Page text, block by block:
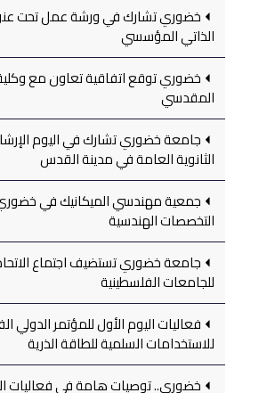
خضوري تشارك في ورشة عمل تحت
الذاتي المؤسسي
خضوري توقع اتفاقية تعاون مع
المقدسي
جامعة خضوري تشارك في اليوم
الثانوية العامة في مدينة القدس
جمعية مهندسي الميكانيك في
التخصصات الهندسية
جامعة خضوري تستضيف اجتماع
للجامعات الفلسطينية
فعاليات اليوم الأول للمؤتمر الدولي
للاستخدامات السلمية للطاقة الذرية
خضوري.. توصيات هامة في فعاليات